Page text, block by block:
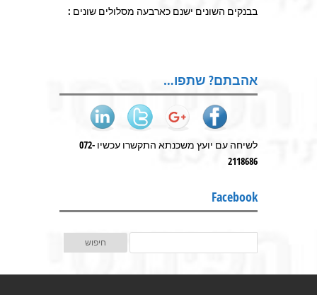
בבנקים השונים ישנם כארבעה מסלולים שונים :
אהבתם? שתפו…
לשיחה עם יועץ משכנתא התקשרו עכשיו 072-
2118686
Facebook